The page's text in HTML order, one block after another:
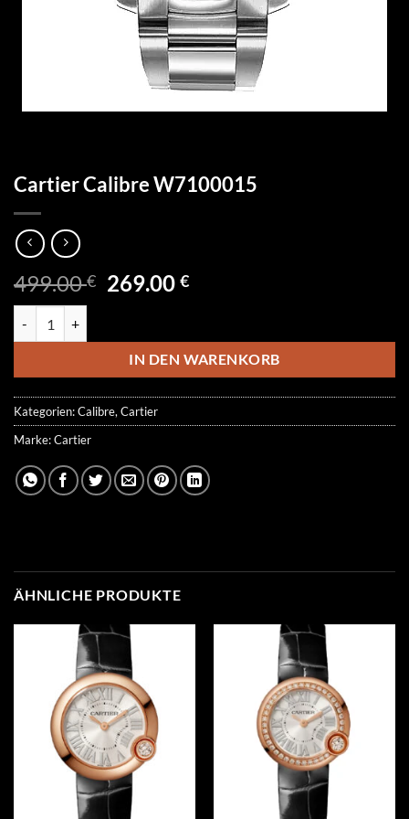
Cartier Calibre W7100015
499.00€ Ursprünglicher
499.00 €
269.00€Aktueller
269.00 €.
IN DEN WARENKORB
Kategorien:Calibre, Cartier
Marke:Cartier
ÄHNLICHE PRODUKTE